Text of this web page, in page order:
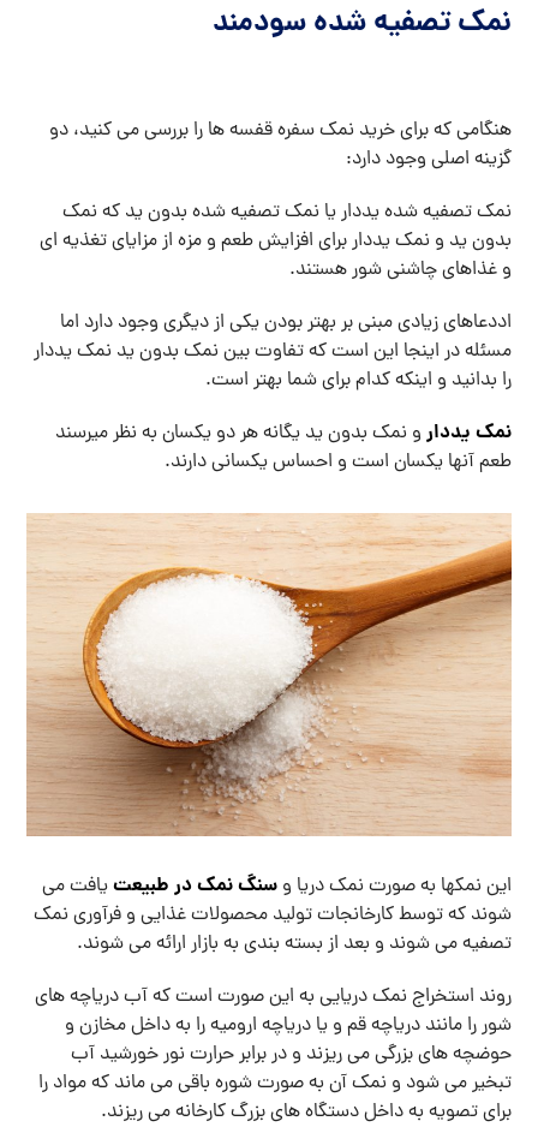
نمک تصفیه شده سودمند
هنگامی که برای خرید نمک سفره قفسه ها را بررسی می کنید، دو
گزینه اصلی وجود دارد:
نمک تصفیه شده یددار یا نمک تصفیه شده بدون ید که نمک
بدون ید و نمک یددار برای افزایش طعم و مزه از مزایای تغذیه ای
و غذاهای چاشنی شور هستند.
اددعاهای زیادی مبنی بر بهتر بودن یکی از دیگری وجود دارد اما
مسئله در اینجا این است که تفاوت بین نمک بدون ید نمک یددار
را بدانید و اینکه کدام برای شما بهتر است.
نمک یددار و نمک بدون ید یگانه هر دو یکسان به نظر میرسند
طعم آنها یکسان است و احساس یکسانی دارند.
این نمکها به صورت نمک دریا وسنگ نمک در طبیعتیافت می
شوند که توسط کارخانجات تولید محصولات غذایی و فرآوری نمک
تصفیه می شوند و بعد از بسته بندی به بازار ارائه می شوند.
روند استخراج نمک دریایی به این صورت است که آب دریاچه های
شور را مانند دریاچه قم و یا دریاچه ارومیه را به داخل مخازن و
حوضچه های بزرگی می ریزند و در برابر حرارت نور خورشید آب
تبخیر می شود و نمک آن به صورت شوره باقی می ماند که مواد را
برای تصویه به داخل دستگاه های بزرگ کارخانه می ریزند.